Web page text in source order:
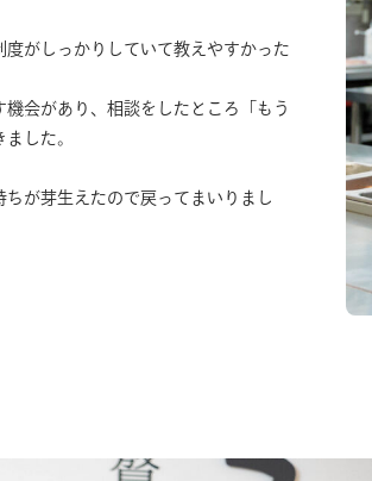
がしっかりしていて教えやすかった
会があり、相談をしたところ「もう
した。
が芽生えたので戻ってまいりまし